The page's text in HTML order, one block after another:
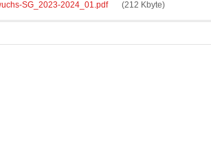
SG_2023-2024_01.pdf
(212 Kbyte)